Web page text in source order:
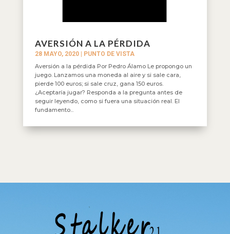
AVERSIÓN A LA PÉRDIDA
28 MAYO, 2020|
PUNTO DE VISTA
Aversión a la pérdida Por Pedro Álamo Le propongo un
juego. Lanzamos una moneda al aire y si sale cara,
pierde 100 euros; si sale cruz, gana 150 euros.
¿Aceptaría jugar? Responda a la pregunta antes de
seguir leyendo, como si fuera una situación real. El
fundamento...